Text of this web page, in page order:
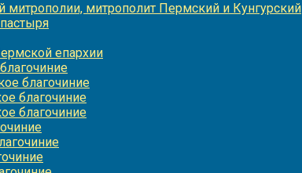
митрополии, митрополит Пермский и Кунгурский
епархии
благочиние
благочиние
благочиние